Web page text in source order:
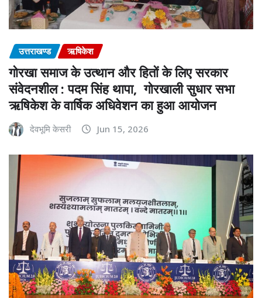
उत्तराखण्ड ऋषिकेश
गोरखा समाज के उत्थान और हितों के लिए सरकार
संवेदनशील : पदम सिंह थापा, गोरखाली सुधार सभा
ऋषिकेश के वार्षिक अधिवेशन का हुआ आयोजन
देवभूमि केसरी Jun 15, 2026